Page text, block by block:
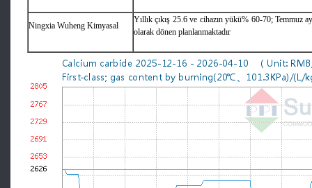
Ningxia Wuheng Kimyasal
Yıllık çıkış 25.6 ve cihazın yükü% 60-70; Temmuz
olarak dönen planlanmaktadır